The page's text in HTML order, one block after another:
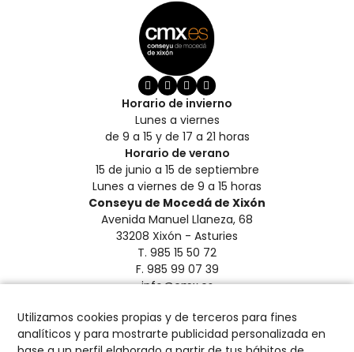
Conseyu de Mocedá de Xixón
Avenida Manuel Llaneza, 68
33208 Xixón - Asturies
T. 985 15 50 72
F. 985 99 07 39
info@cmx.es
Créditos
Política de Cookies
Horario de invierno
Lunes a viernes
de 9 a 15 y de 17 a 21 horas
Horario de verano
15 de junio a 15 de septiembre
Lunes a viernes de 9 a 15 horas
Utilizamos cookies propias y de terceros para fines
analíticos y para mostrarte publicidad personalizada en